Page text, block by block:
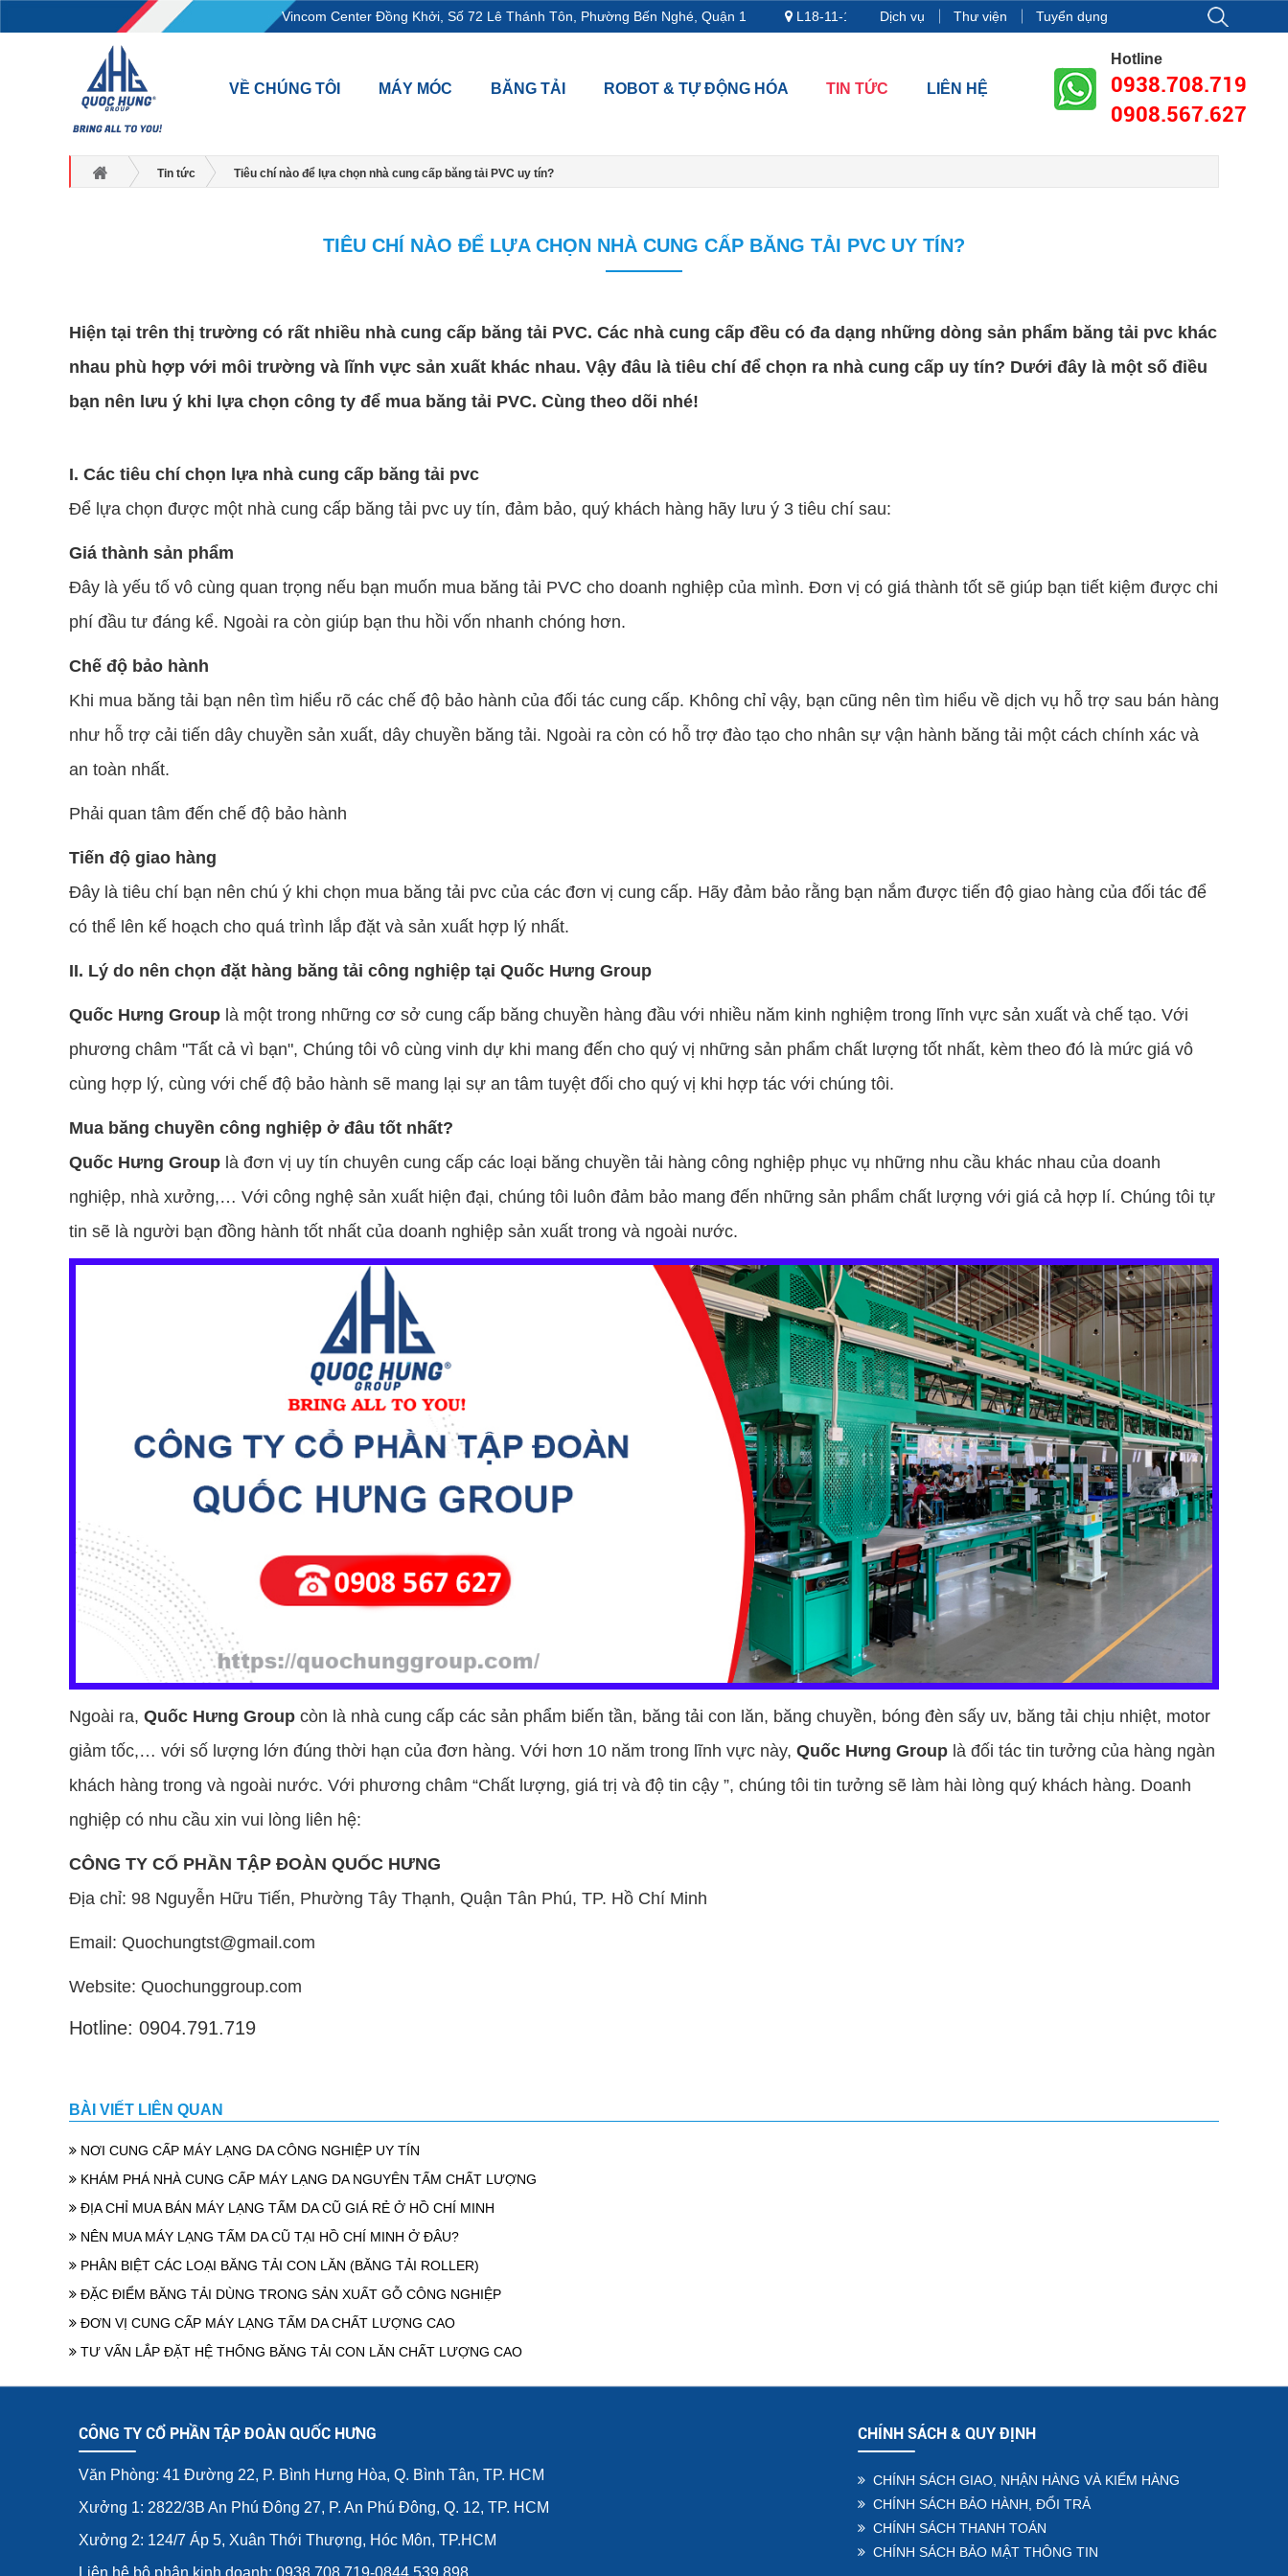
L18-11-13, Tầng 18, tòa nhà Vincom Center Đồng Khởi, Số 72 Lê Thánh Tôn, Phường Bến Nghé, Quận 1 L18-11-13, Tầng 18, tòa nhà Vincom Center Đồng Khởi, Số 72 Lê Thánh Tôn,
Dịch vụ Thư viện Tuyển dụng
VỀ CHÚNG TÔI MÁY MÓC BĂNG TẢI ROBOT & TỰ ĐỘNG HÓA TIN TỨC LIÊN HỆ
Hotline
0938.708.719
0908.567.627
Tin tức Tiêu chí nào để lựa chọn nhà cung cấp băng tải PVC uy tín?
TIÊU CHÍ NÀO ĐỂ LỰA CHỌN NHÀ CUNG CẤP BĂNG TẢI PVC UY TÍN?
Hiện tại trên thị trường có rất nhiều nhà cung cấp băng tải PVC. Các nhà cung cấp đều có đa dạng những dòng sản phẩm băng tải pvc khác
nhau phù hợp với môi trường và lĩnh vực sản xuất khác nhau. Vậy đâu là tiêu chí để chọn ra nhà cung cấp uy tín? Dưới đây là một số điều
bạn nên lưu ý khi lựa chọn công ty để mua băng tải PVC. Cùng theo dõi nhé!
I. Các tiêu chí chọn lựa nhà cung cấp băng tải pvc
Để lựa chọn được một nhà cung cấp băng tải pvc uy tín, đảm bảo, quý khách hàng hãy lưu ý 3 tiêu chí sau:
Giá thành sản phẩm
Đây là yếu tố vô cùng quan trọng nếu bạn muốn mua băng tải PVC cho doanh nghiệp của mình. Đơn vị có giá thành tốt sẽ giúp bạn tiết kiệm được chi
phí đầu tư đáng kể. Ngoài ra còn giúp bạn thu hồi vốn nhanh chóng hơn.
Chế độ bảo hành
Khi mua băng tải bạn nên tìm hiểu rõ các chế độ bảo hành của đối tác cung cấp. Không chỉ vậy, bạn cũng nên tìm hiểu về dịch vụ hỗ trợ sau bán hàng
như hỗ trợ cải tiến dây chuyền sản xuất, dây chuyền băng tải. Ngoài ra còn có hỗ trợ đào tạo cho nhân sự vận hành băng tải một cách chính xác và
an toàn nhất.
Phải quan tâm đến chế độ bảo hành
Tiến độ giao hàng
Đây là tiêu chí bạn nên chú ý khi chọn mua băng tải pvc của các đơn vị cung cấp. Hãy đảm bảo rằng bạn nắm được tiến độ giao hàng của đối tác để
có thể lên kế hoạch cho quá trình lắp đặt và sản xuất hợp lý nhất.
II. Lý do nên chọn đặt hàng băng tải công nghiệp tại Quốc Hưng Group
Quốc Hưng Group là một trong những cơ sở cung cấp băng chuyền hàng đầu với nhiều năm kinh nghiệm trong lĩnh vực sản xuất và chế tạo. Với
phương châm "Tất cả vì bạn", Chúng tôi vô cùng vinh dự khi mang đến cho quý vị những sản phẩm chất lượng tốt nhất, kèm theo đó là mức giá vô
cùng hợp lý, cùng với chế độ bảo hành sẽ mang lại sự an tâm tuyệt đối cho quý vị khi hợp tác với chúng tôi.
Mua băng chuyền công nghiệp ở đâu tốt nhất?
Quốc Hưng Group là đơn vị uy tín chuyên cung cấp các loại băng chuyền tải hàng công nghiệp phục vụ những nhu cầu khác nhau của doanh
nghiệp, nhà xưởng,… Với công nghệ sản xuất hiện đại, chúng tôi luôn đảm bảo mang đến những sản phẩm chất lượng với giá cả hợp lí. Chúng tôi tự
tin sẽ là người bạn đồng hành tốt nhất của doanh nghiệp sản xuất trong và ngoài nước.
Ngoài ra, Quốc Hưng Group còn là nhà cung cấp các sản phẩm biến tần, băng tải con lăn, băng chuyền, bóng đèn sấy uv, băng tải chịu nhiệt, motor
giảm tốc,… với số lượng lớn đúng thời hạn của đơn hàng. Với hơn 10 năm trong lĩnh vực này, Quốc Hưng Group là đối tác tin tưởng của hàng ngàn
khách hàng trong và ngoài nước. Với phương châm “Chất lượng, giá trị và độ tin cậy ”, chúng tôi tin tưởng sẽ làm hài lòng quý khách hàng. Doanh
nghiệp có nhu cầu xin vui lòng liên hệ:
CÔNG TY CỐ PHẦN TẬP ĐOÀN QUỐC HƯNG
Địa chỉ: 98 Nguyễn Hữu Tiến, Phường Tây Thạnh, Quận Tân Phú, TP. Hồ Chí Minh
Email: Quochungtst@gmail.com
Website: Quochunggroup.com
Hotline: 0904.791.719
BÀI VIẾT LIÊN QUAN
NƠI CUNG CẤP MÁY LẠNG DA CÔNG NGHIỆP UY TÍN
KHÁM PHÁ NHÀ CUNG CẤP MÁY LẠNG DA NGUYÊN TẤM CHẤT LƯỢNG
ĐỊA CHỈ MUA BÁN MÁY LẠNG TẤM DA CŨ GIÁ RẺ Ở HỒ CHÍ MINH
NÊN MUA MÁY LẠNG TẤM DA CŨ TẠI HỒ CHÍ MINH Ở ĐÂU?
PHÂN BIỆT CÁC LOẠI BĂNG TẢI CON LĂN (BĂNG TẢI ROLLER)
ĐẶC ĐIỂM BĂNG TẢI DÙNG TRONG SẢN XUẤT GỖ CÔNG NGHIỆP
ĐƠN VỊ CUNG CẤP MÁY LẠNG TẤM DA CHẤT LƯỢNG CAO
TƯ VẤN LẮP ĐẶT HỆ THỐNG BĂNG TẢI CON LĂN CHẤT LƯỢNG CAO
CÔNG TY CỔ PHẦN TẬP ĐOÀN QUỐC HƯNG
Văn Phòng: 41 Đường 22, P. Bình Hưng Hòa, Q. Bình Tân, TP. HCM
Xưởng 1: 2822/3B An Phú Đông 27, P. An Phú Đông, Q. 12, TP. HCM
Xưởng 2: 124/7 Áp 5, Xuân Thới Thượng, Hóc Môn, TP.HCM
Liên hệ bộ phận kinh doanh: 0938.708.719-0844.539.898
CHÍNH SÁCH & QUY ĐỊNH
CHÍNH SÁCH GIAO, NHẬN HÀNG VÀ KIỂM HÀNG
CHÍNH SÁCH BẢO HÀNH, ĐỔI TRẢ
CHÍNH SÁCH THANH TOÁN
CHÍNH SÁCH BẢO MẬT THÔNG TIN